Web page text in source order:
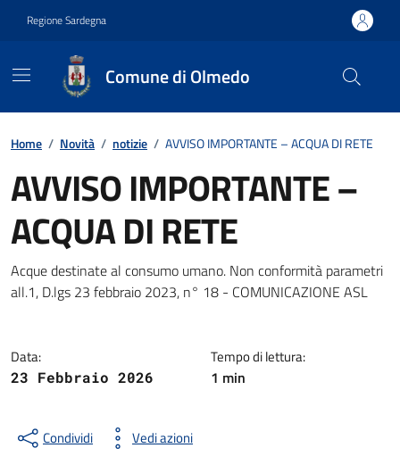
Regione Sardegna
Comune di Olmedo
Contenuti in evidenza
Home / Novità / notizie / AVVISO IMPORTANTE – ACQUA DI RETE
AVVISO IMPORTANTE –
ACQUA DI RETE
Dettagli della notizia
Acque destinate al consumo umano. Non conformità parametri
all.1, D.lgs 23 febbraio 2023, n° 18 - COMUNICAZIONE ASL
Data:
23 Febbraio 2026
Tempo di lettura:
1 min
Condividi Vedi azioni